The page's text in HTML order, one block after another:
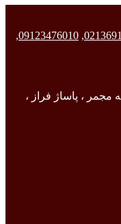
,
09123476010
,
مجمر ، پاساژ فراز ،